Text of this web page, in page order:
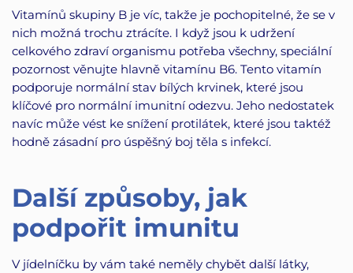
Vitamínů skupiny B je víc, takže je pochopitelné, že se v
nich možná trochu ztrácíte. I když jsou k udržení
celkového zdraví organismu potřeba všechny, speciální
pozornost věnujte hlavně vitamínu B6. Tento vitamín
podporuje normální stav bílých krvinek, které jsou
klíčové pro normální imunitní odezvu. Jeho nedostatek
navíc může vést ke snížení protilátek, které jsou taktéž
hodně zásadní pro úspěšný boj těla s infekcí.
Další způsoby, jak
podpořit imunitu
V jídelníčku by vám také neměly chybět další látky,